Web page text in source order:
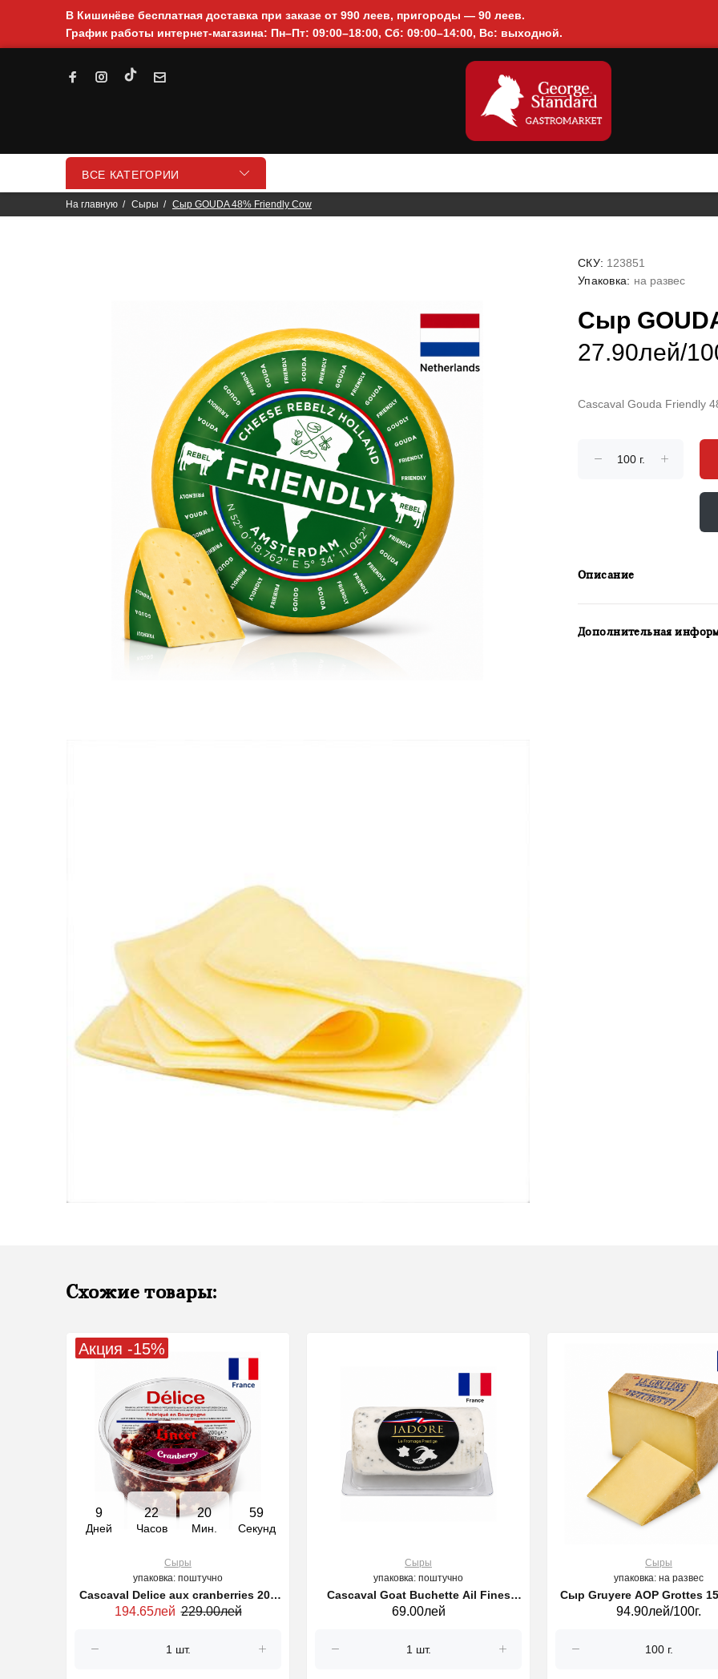
В Кишинёве бесплатная доставка при заказе от 990 леев, пригороды — 90 леев.
График работы интернет-магазина: Пн–Пт: 09:00–18:00, Сб: 09:00–14:00, Вс: выходной.
ВСЕ КАТЕГОРИИ
На главную Сыры Сыр GOUDA 48% Friendly Cow
СКУ: 123851
Упаковка: на развес
Сыр
27.90лей/
Cascaval Gouda Friendly
Описание
Дополнительная
Схожие товары:
9
Дней
22
Часов
20
Мин.
58
Секунд
Акция -15%
Сыры
упаковка: поштучно
Cascaval Delice aux cranberries 200
g (29486)
194.65лей 229.00лей
Сыры
упаковка: поштучно
Cascaval Goat Buchette Ail Fines
Herbs 100 g (27292)
69.00лей
Сыры
упаковка: на развес
Сыр Gruyere AOP Grottes
kg (29437)
94.90лей/100г.